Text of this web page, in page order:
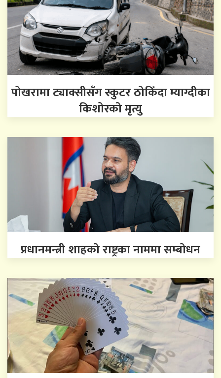
पोखरामा ट्याक्सीसँग स्कुटर ठोकिँदा म्याग्दीका
किशोरको मृत्यु
प्रधानमन्त्री शाहको राष्ट्रका नाममा सम्बोधन